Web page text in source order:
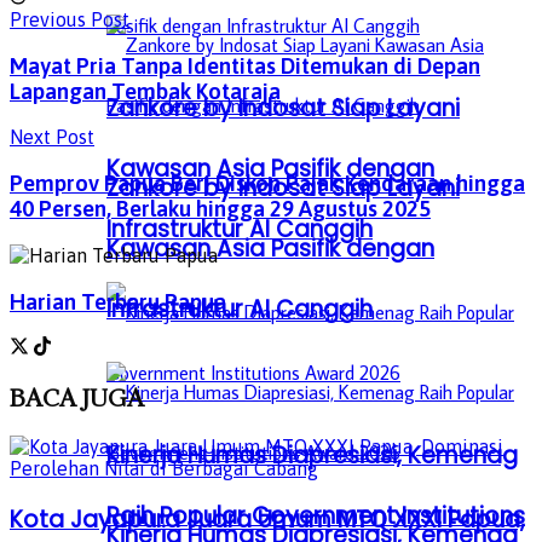
Zankore by Indosat Siap Layani
Kawasan Asia Pasifik dengan
Infrastruktur AI Canggih
Kinerja Humas Diapresiasi, Kemenag
Raih Popular Government Institutions
Zankore by Indosat Siap Layani
Kawasan Asia Pasifik dengan
Infrastruktur AI Canggih
Kinerja Humas Diapresiasi, Kemenag
Previous Post
Mayat Pria Tanpa Identitas Ditemukan di Depan
Lapangan Tembak Kotaraja
Next Post
Pemprov Papua Beri Diskon Pajak Kendaraan hingga
40 Persen, Berlaku hingga 29 Agustus 2025
Harian Terbaru Papua
BACAJUGA
Kota Jayapura Juara Umum MTQ XXXI Papua,